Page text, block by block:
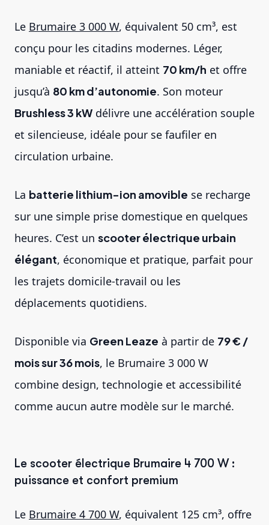
Le Brumaire 3 000 W, équivalent 50 cm³, est
conçu pour les citadins modernes. Léger,
maniable et réactif, il atteint 70 km/h et offre
jusqu’à 80 km d’autonomie. Son moteur
Brushless 3 kW délivre une accélération souple
et silencieuse, idéale pour se faufiler en
circulation urbaine.
La batterie lithium-ion amovible se recharge
sur une simple prise domestique en quelques
heures. C’est un scooter électrique urbain
élégant, économique et pratique, parfait pour
les trajets domicile-travail ou les
déplacements quotidiens.
Disponible via Green Leaze à partir de 79 € /
mois sur 36 mois, le Brumaire 3 000 W
combine design, technologie et accessibilité
comme aucun autre modèle sur le marché.
Le scooter électrique Brumaire 4 700 W :
puissance et confort premium
Le Brumaire 4 700 W, équivalent 125 cm³, offre